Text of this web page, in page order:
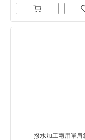
撥水加工兩用單肩